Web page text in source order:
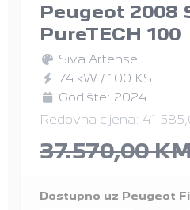
Peugeot 2008
PureTECH 100
Siva Artense
74 kW / 100 KS
Godište: 2024
Redovna cijena:
37.570,00
Dostupno uz Peugeot